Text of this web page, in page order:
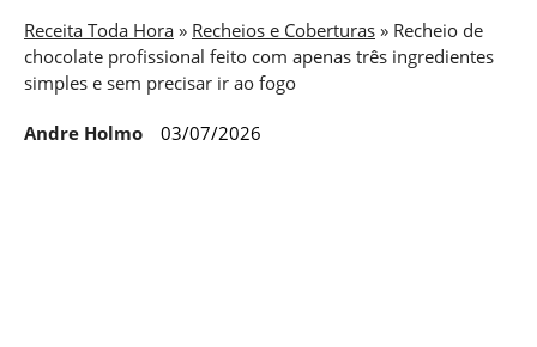
Receita Toda Hora » Recheios e Coberturas » Recheio de
chocolate profissional feito com apenas três ingredientes
simples e sem precisar ir ao fogo
Andre Holmo 03/07/2026